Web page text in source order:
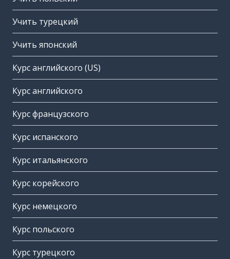
Учить турецкий
Учить японский
Курс английского (US)
Курс английского
Курс французского
Курс испанского
Курс итальянского
Курс корейского
Курс немецкого
Курс польского
Курс турецкого